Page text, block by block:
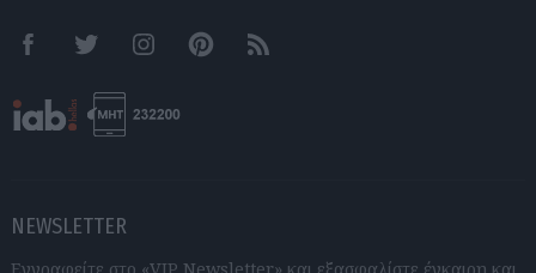
FacebookTwitter InstagramPinterestRSS feeds
NEWSLETTER